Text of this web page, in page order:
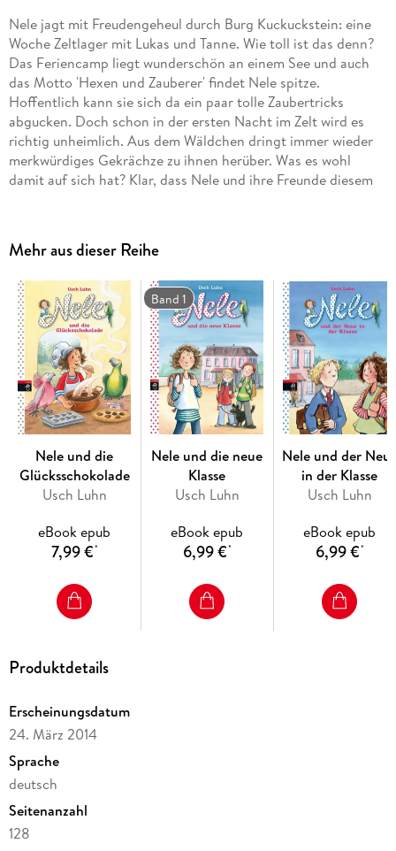
Nele jagt mit Freudengeheul durch Burg Kuckuckstein: eine
Woche Zeltlager mit Lukas und Tanne. Wie toll ist das denn?
Das Feriencamp liegt wunderschön an einem See und auch
das Motto 'Hexen und Zauberer' findet Nele spitze.
Hoffentlich kann sie sich da ein paar tolle Zaubertricks
abgucken. Doch schon in der ersten Nacht im Zelt wird es
richtig unheimlich. Aus dem Wäldchen dringt immer wieder
merkwürdiges Gekrächze zu ihnen herüber. Was es wohl
damit auf sich hat? Klar, dass Nele und ihre Freunde diesem
Mehr aus dieser Reihe
Nele und die
Glücksschokolade
Usch Luhn
eBook epub
7,99 €*
Band 1
Nele und die neue
Klasse
Usch Luhn
eBook epub
6,99 €*
Nele und der
in der Klasse
Usch Luhn
eBook epub
6,99 €*
Produktdetails
Erscheinungsdatum
24. März 2014
Sprache
deutsch
Seitenanzahl
128